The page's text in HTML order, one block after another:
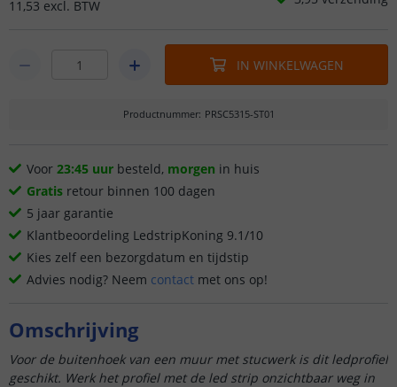
11 ,53 excl. BTW
IN WINKELWAGEN
Productnummer: PRSC5315-ST01
Voor 23:45 uur besteld, morgen in huis
Gratis retour binnen 100 dagen
5 jaar garantie
Klantbeoordeling LedstripKoning 9.1/10
Kies zelf een bezorgdatum en tijdstip
Advies nodig? Neem contact met ons op!
Omschrijving
Voor de buitenhoek van een muur met stucwerk is dit ledprofiel
geschikt. Werk het profiel met de led strip onzichtbaar weg in